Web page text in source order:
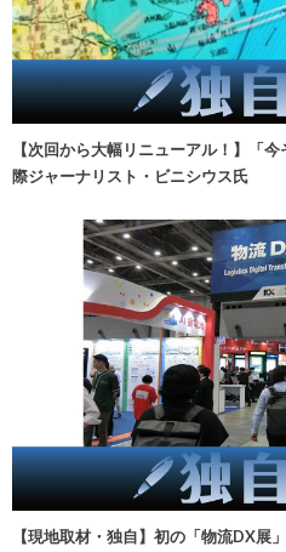
【次回から大幅リニューアル！】「
際ジャーナリスト・ビニシウス氏
【現地取材・独自】初の「物流DX展